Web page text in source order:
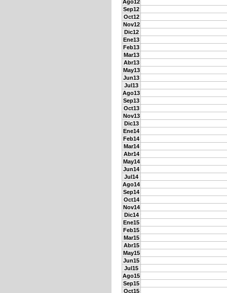
Ago12
Sep12
Oct12
Nov12
Dic12
Ene13
Feb13
Mar13
Abr13
May13
Jun13
Jul13
Ago13
Sep13
Oct13
Nov13
Dic13
Ene14
Feb14
Mar14
Abr14
May14
Jun14
Jul14
Ago14
Sep14
Oct14
Nov14
Dic14
Ene15
Feb15
Mar15
Abr15
May15
Jun15
Jul15
Ago15
Sep15
Oct15